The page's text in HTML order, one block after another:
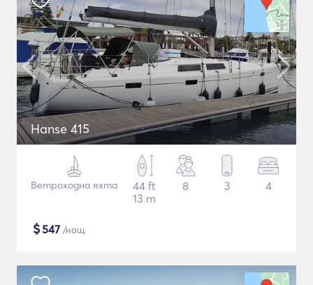
Hanse 415
Ветроходна яхта
44 ft
13 m
8 3 4
$547 /нощ